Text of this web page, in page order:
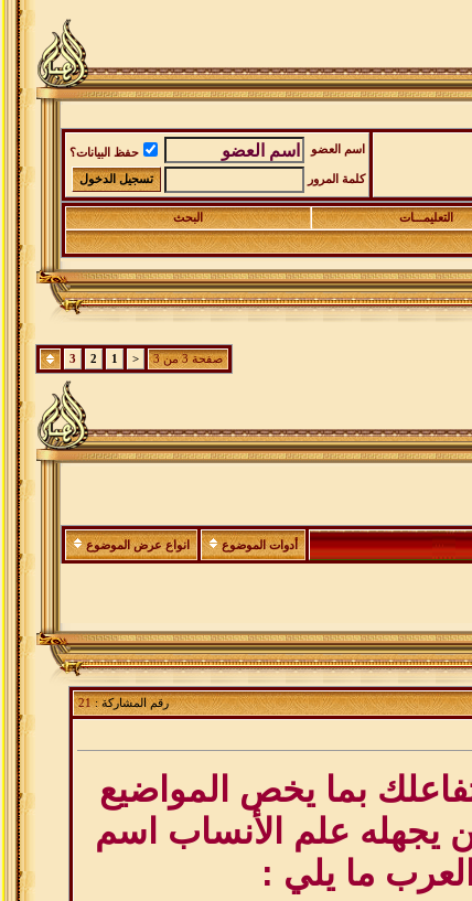
اسم العضو حفظ البيانات؟
كلمة المرور
التعليمـــات
البحث
صفحة 3 من 3 <
1
2
3
أدوات الموضوع انواع عرض الموضوع
رقم المشاركة :21
بما يخص المواضيع
يجهله علم الأنساب اسم
ما يلي :